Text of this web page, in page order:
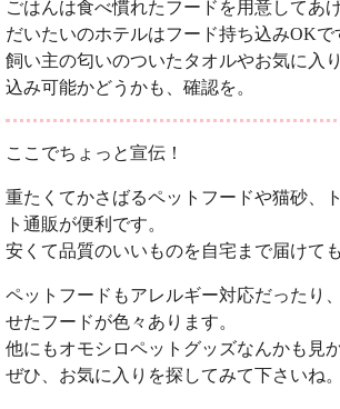
ごはんは食べ慣れたフードを用意してあ
だいたいのホテルはフード持ち込みOKで
飼い主の匂いのついたタオルやお気に入
込み可能かどうかも、確認を。
ここでちょっと宣伝！
重たくてかさばるペットフードや猫砂、
ト通販が便利です。
安くて品質のいいものを自宅まで届けて
ペットフードもアレルギー対応だったり
せたフードが色々あります。
他にもオモシロペットグッズなんかも見か
ぜひ、お気に入りを探してみて下さいね。